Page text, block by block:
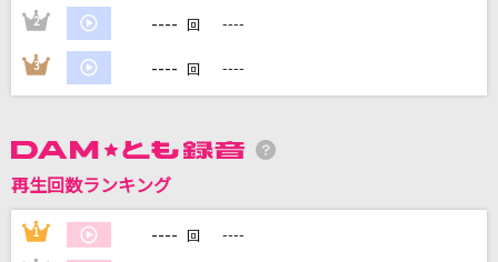
カラオケ最新情報をチェック！
2 ---- 回 ----
3 ---- 回 ----
再生回数ランキング
1 ---- 回 ----